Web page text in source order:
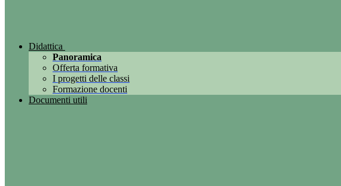
Didattica
Panoramica
Offerta formativa
I progetti delle classi
Formazione docenti
Documenti utili